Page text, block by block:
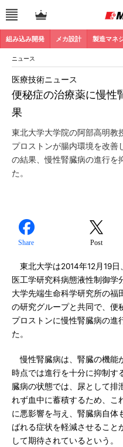
組み込み開発 メカ設計 製造マネ
ニュース
便秘症の治療薬に慢性
果
医療技術ニュース
東北大学大学院の阿部高明教
プロストンが腸内環境を改善
の結果、慢性腎臓病の進行を
た。
Share Post
東北大学は2014年12月19
医工学研究科病態液性制御学
大学先端生命科学研究所の福
の研究グループと共同で、便
プロストンに慢性腎臓病の進
た。
慢性腎臓病は、腎臓の機能
時点では進行を十分に抑制す
臓病の状態では、尿として排
れず血中に蓄積するため、こ
に悪影響を与え、腎臓病自体
ばれる症状を軽減させること
して期待されているという。